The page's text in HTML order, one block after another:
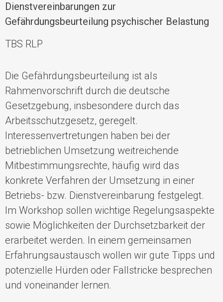
Dienstvereinbarungen zur
Gefährdungsbeurteilung psychischer Belastung
TBS RLP
Die Gefährdungsbeurteilung ist als
Rahmenvorschrift durch die deutsche
Gesetzgebung, insbesondere durch das
Arbeitsschutzgesetz, geregelt.
Interessenvertretungen haben bei der
betrieblichen Umsetzung weitreichende
Mitbestimmungsrechte, häufig wird das
konkrete Verfahren der Umsetzung in einer
Betriebs- bzw. Dienstvereinbarung festgelegt.
Im Workshop sollen wichtige Regelungsaspekte
sowie Möglichkeiten der Durchsetzbarkeit der
erarbeitet werden. In einem gemeinsamen
Erfahrungsaustausch wollen wir gute Tipps und
potenzielle Hürden oder Fallstricke besprechen
und voneinander lernen.